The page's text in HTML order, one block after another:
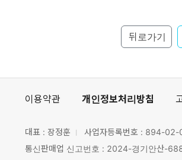
뒤로가기
이용약관 개인정보처리방침
대표 : 장정훈 사업자등록번호 : 894-02-
통신판매업 신고번호 : 2024-경기안산-